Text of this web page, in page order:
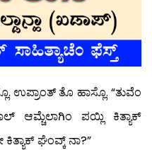
ಉಪ್ರಾಂತ್ ತೊ ಹಾಸ್ಲೊ. “ತುವೆಂ
ಆಮ್ಚೆಲಾಗಿಂ ಪಯ್ಲಿ ಕಿತ್ಯಾಕ್
ಘೆಂವ್ಕ್ ನಾ?”